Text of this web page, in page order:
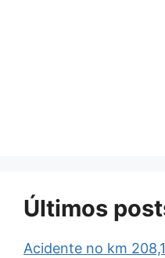
Últimos
Acidente no km